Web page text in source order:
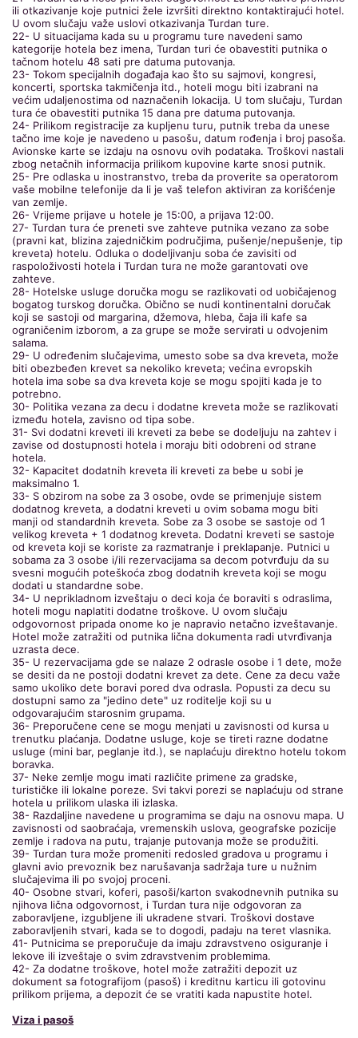
ili otkazivanje koje putnici žele izvršiti direktno kontaktirajući hotel.
U ovom slučaju važe uslovi otkazivanja Turdan ture.
22- U situacijama kada su u programu ture navedeni samo
kategorije hotela bez imena, Turdan turi će obavestiti putnika o
tačnom hotelu 48 sati pre datuma putovanja.
23- Tokom specijalnih događaja kao što su sajmovi, kongresi,
koncerti, sportska takmičenja itd., hoteli mogu biti izabrani na
većim udaljenostima od naznačenih lokacija. U tom slučaju, Turdan
tura će obavestiti putnika 15 dana pre datuma putovanja.
24- Prilikom registracije za kupljenu turu, putnik treba da unese
tačno ime koje je navedeno u pasošu, datum rođenja i broj pasoša.
Avionske karte se izdaju na osnovu ovih podataka. Troškovi nastali
zbog netačnih informacija prilikom kupovine karte snosi putnik.
25- Pre odlaska u inostranstvo, treba da proverite sa operatorom
vaše mobilne telefonije da li je vaš telefon aktiviran za korišćenje
van zemlje.
26- Vrijeme prijave u hotele je 15:00, a prijava 12:00.
27- Turdan tura će preneti sve zahteve putnika vezano za sobe
(pravni kat, blizina zajedničkim područjima, pušenje/nepušenje, tip
kreveta) hotelu. Odluka o dodeljivanju soba će zavisiti od
raspoloživosti hotela i Turdan tura ne može garantovati ove
zahteve.
28- Hotelske usluge doručka mogu se razlikovati od uobičajenog
bogatog turskog doručka. Obično se nudi kontinentalni doručak
koji se sastoji od margarina, džemova, hleba, čaja ili kafe sa
ograničenim izborom, a za grupe se može servirati u odvojenim
salama.
29- U određenim slučajevima, umesto sobe sa dva kreveta, može
biti obezbeđen krevet sa nekoliko kreveta; većina evropskih
hotela ima sobe sa dva kreveta koje se mogu spojiti kada je to
potrebno.
30- Politika vezana za decu i dodatne kreveta može se razlikovati
između hotela, zavisno od tipa sobe.
31- Svi dodatni kreveti ili kreveti za bebe se dodeljuju na zahtev i
zavise od dostupnosti hotela i moraju biti odobreni od strane
hotela.
32- Kapacitet dodatnih kreveta ili kreveti za bebe u sobi je
maksimalno 1.
33- S obzirom na sobe za 3 osobe, ovde se primenjuje sistem
dodatnog kreveta, a dodatni kreveti u ovim sobama mogu biti
manji od standardnih kreveta. Sobe za 3 osobe se sastoje od 1
velikog kreveta + 1 dodatnog kreveta. Dodatni kreveti se sastoje
od kreveta koji se koriste za razmatranje i preklapanje. Putnici u
sobama za 3 osobe i/ili rezervacijama sa decom potvrđuju da su
svesni mogućih poteškoća zbog dodatnih kreveta koji se mogu
dodati u standardne sobe.
34- U neprikladnom izveštaju o deci koja će boraviti s odraslima,
hoteli mogu naplatiti dodatne troškove. U ovom slučaju
odgovornost pripada onome ko je napravio netačno izveštavanje.
Hotel može zatražiti od putnika lična dokumenta radi utvrđivanja
uzrasta dece.
35- U rezervacijama gde se nalaze 2 odrasle osobe i 1 dete, može
se desiti da ne postoji dodatni krevet za dete. Cene za decu važe
samo ukoliko dete boravi pored dva odrasla. Popusti za decu su
dostupni samo za "jedino dete" uz roditelje koji su u
odgovarajućim starosnim grupama.
36- Preporučene cene se mogu menjati u zavisnosti od kursa u
trenutku plaćanja. Dodatne usluge, koje se tireti razne dodatne
usluge (mini bar, peglanje itd.), se naplaćuju direktno hotelu tokom
boravka.
37- Neke zemlje mogu imati različite primene za gradske,
turističke ili lokalne poreze. Svi takvi porezi se naplaćuju od strane
hotela u prilikom ulaska ili izlaska.
38- Razdaljine navedene u programima se daju na osnovu mapa. U
zavisnosti od saobraćaja, vremenskih uslova, geografske pozicije
zemlje i radova na putu, trajanje putovanja može se produžiti.
39- Turdan tura može promeniti redosled gradova u programu i
glavni avio prevoznik bez narušavanja sadržaja ture u nužnim
slučajevima ili po svojoj proceni.
40- Osobne stvari, koferi, pasoši/karton svakodnevnih putnika su
njihova lična odgovornost, i Turdan tura nije odgovoran za
zaboravljene, izgubljene ili ukradene stvari. Troškovi dostave
zaboravljenih stvari, kada se to dogodi, padaju na teret vlasnika.
41- Putnicima se preporučuje da imaju zdravstveno osiguranje i
lekove ili izveštaje o svim zdravstvenim problemima.
42- Za dodatne troškove, hotel može zatražiti depozit uz
dokument sa fotografijom (pasoš) i kreditnu karticu ili gotovinu
prilikom prijema, a depozit će se vratiti kada napustite hotel.
Viza i pasoš